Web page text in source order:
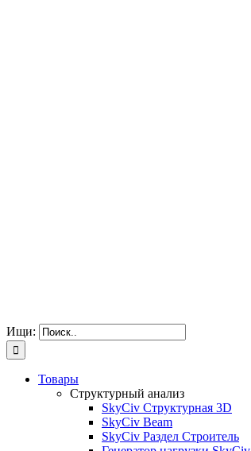
Ищи:
Товары
Структурный анализ
SkyCiv Структурная 3D
SkyCiv Beam
SkyCiv Раздел Строитель